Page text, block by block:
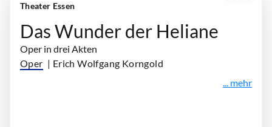
Theater Essen
Das Wunder der Heliane
Oper in drei Akten
Oper | Erich Wolfgang Korngold
... mehr